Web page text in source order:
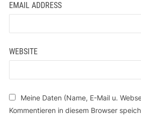
EMAIL ADDRESS
WEBSITE
Meine Daten (Name, E-Mail u.
Kommentieren in diesem Browser